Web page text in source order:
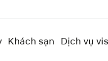
Khách sạn Dịch vụ